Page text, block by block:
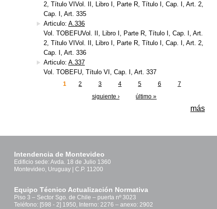
2, Título VIVol. II, Libro I, Parte R, Título I, Cap. I, Art. 2,
Cap. I, Art. 335
Articulo: A.336
Vol. TOBEFUVol. II, Libro I, Parte R, Título I, Cap. I, Art.
2, Título VIVol. II, Libro I, Parte R, Título I, Cap. I, Art. 2,
Cap. I, Art. 336
Articulo: A.337
Vol. TOBEFU, Título VI, Cap. I, Art. 337
1 2 3 4 5 6
7
siguiente ›
último »
más
Intendencia de Montevideo
Edificio sede: Avda. 18 de Julio 1360
Montevideo, Uruguay | C.P. 11200
Equipo Técnico Actualización Normativa
Piso 3 – Sector Sgo. de Chile – puerta nº 3023
Teléfono: [598 - 2] 1950, Interno: 2276 – anexo: 2902